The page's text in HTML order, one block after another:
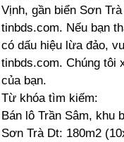
Vịnh, gần biển Sơn
tinbds.com. Nếu bạn
có dấu hiệu lừa đảo,
tinbds.com. Chúng tôi
của bạn.
Từ khóa tìm kiếm:
Bán lô Trần Sâm, khu
Sơn Trà Dt: 180m2